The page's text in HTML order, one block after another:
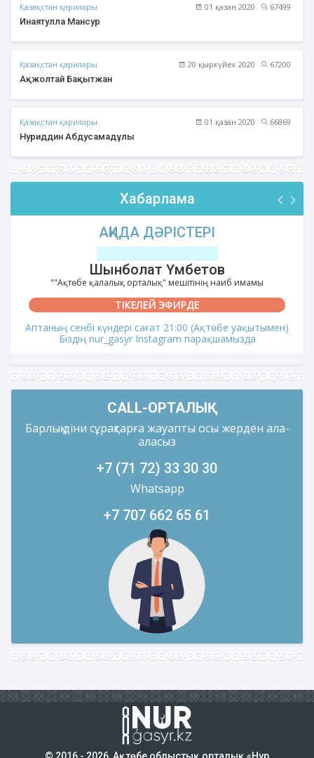
Қазақстан қарилары 01 қазан 2020
67499
Инаятулла Мансур
Қазақстан қарилары 20 қыркүйек 2020
67200
Ақжолтай Бақытжан
Қазақстан қарилары 01 қазан 2020
66869
Нуриддин Абдусамадұлы
Хабарлама
АҚИДА ДӘРІСТЕРІ
Шынболат Үмбетов
""Ақтөбе қалалық орталық" мешітінің наиб имамы
ТІКЕЛЕЙ ЭФИРДЕ
Аптаның сенбі күндері сағат 21:00 (Ақтөбе уақытымен)
Біздің nur_gasyr Instagram парақшамызда
CALL-ОРТАЛЫҚ
Барлық діни сұрақтарға жауапты осы жерден ала-
аласыз
+7 (71 72) 33 30 30
Whatsapp
+7 707 662 65 61